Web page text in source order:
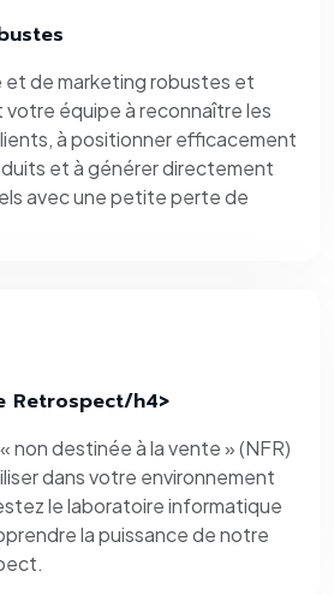
et de marketing robustes et
équipe à reconnaître les
à positionner efficacement
et à générer directement
avec une petite perte de
Retrospect/h4>
non destinée à la vente » (NFR)
dans votre environnement
le laboratoire informatique
la puissance de notre